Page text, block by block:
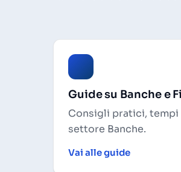
Guide su Banche e
Consigli pratici, tempi
settore Banche.
Vai alle guide